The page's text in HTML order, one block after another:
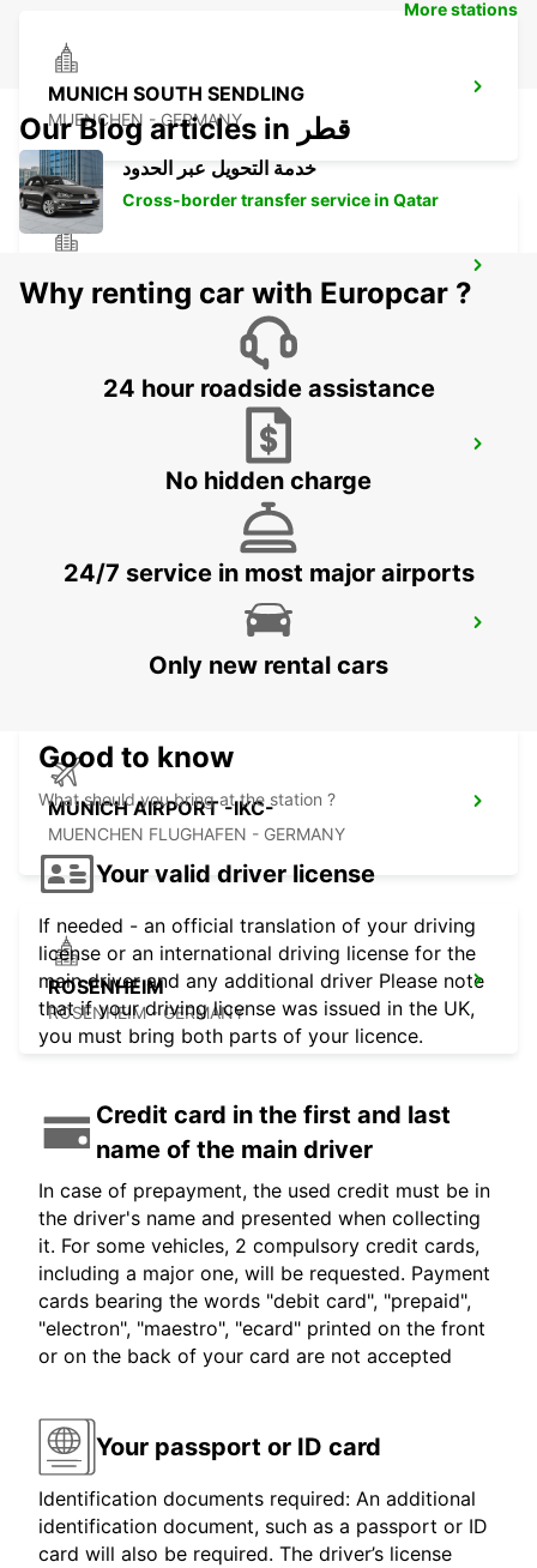
MUNICH SOUTH SENDLING
MUENCHEN - GERMANY
MUENCHEN - GERMANY
UNTERSCHLEISSHEIM *NO TRUCKS*
UNTERSCHLEISSHEIM - GERMANY
ERDING - GERMANY
MUNICH AIRPORT -IKC-
MUENCHEN FLUGHAFEN - GERMANY
ROSENHEIM
ROSENHEIM - GERMANY
More stations
Our Blog articles in قطر
خدمة التحويل عبر الحدود
Cross-border transfer service in Qatar
Why renting car with Europcar ?
24 hour roadside assistance
No hidden charge
24/7 service in most major airports
Only new rental cars
Good to know
What should you bring at the station ?
Your valid driver license
If needed - an official translation of your driving
license or an international driving license for the
main driver and any additional driver Please note
that if your driving license was issued in the UK,
you must bring both parts of your licence.
Credit card in the first and last
name of the main driver
In case of prepayment, the used credit must be in
the driver's name and presented when collecting
it. For some vehicles, 2 compulsory credit cards,
including a major one, will be requested. Payment
cards bearing the words "debit card", "prepaid",
"electron", "maestro", "ecard" printed on the front
or on the back of your card are not accepted
Your passport or ID card
Identification documents required: An additional
identification document, such as a passport or ID
card will also be required. The driver’s license